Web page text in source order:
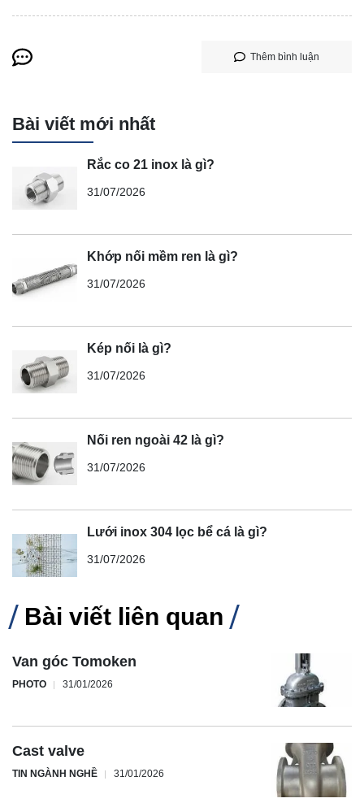
Thêm bình luận
Bài viết mới nhất
Rắc co 21 inox là gì?
31/07/2026
Khớp nối mềm ren là gì?
31/07/2026
Kép nối là gì?
31/07/2026
Nối ren ngoài 42 là gì?
31/07/2026
Lưới inox 304 lọc bể cá là gì?
31/07/2026
Bài viết liên quan
Van góc Tomoken
PHOTO 31/01/2026
Cast valve
TIN NGÀNH NGHỀ 31/01/2026